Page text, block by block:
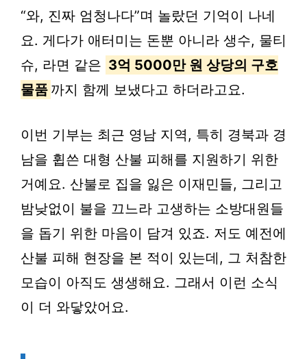
“와, 진짜 엄청나다”며 놀랐던 기억이 나네
요. 게다가 애터미는 돈뿐 아니라 생수, 물티
슈, 라면 같은 3억 5000만 원 상당의 구호
물품 까지 함께 보냈다고 하더라고요.
이번 기부는 최근 영남 지역, 특히 경북과 경
남을 휩쓴 대형 산불 피해를 지원하기 위한
거예요. 산불로 집을 잃은 이재민들, 그리고
밤낮없이 불을 끄느라 고생하는 소방대원들
을 돕기 위한 마음이 담겨 있죠. 저도 예전에
산불 피해 현장을 본 적이 있는데, 그 처참한
모습이 아직도 생생해요. 그래서 이런 소식
이 더 와닿았어요.